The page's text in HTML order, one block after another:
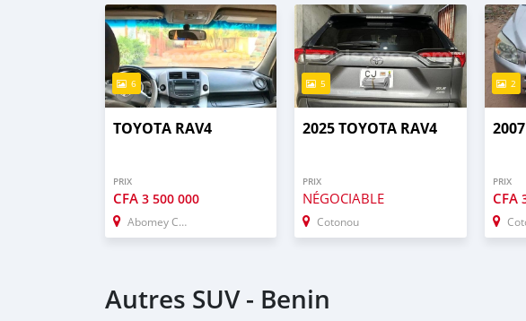
6
TOYOTA RAV4
PRIX
CFA 3 500 000
Abomey Calavi
5
2025 TOYOTA RAV4
PRIX
NÉGOCIABLE
Cotonou
2
PRIX
CFA
Autres SUV - Benin